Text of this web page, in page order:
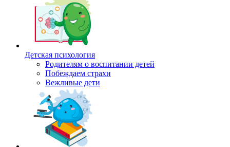
Детская психология
Родителям о воспитании детей
Побеждаем страхи
Вежливые дети